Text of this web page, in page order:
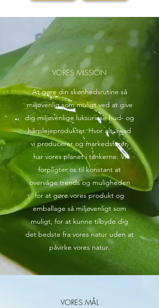
VORES MISSION
At gøre din skønhedsrutine så
miljøvenlig som muligt ved at give
dig miljøvenlige luksuriøse hud- og
hårplejeprodukter. Hvor alt, hvad
vi producerer og markedsfører,
har vores planet i tankerne. Vi
forpligter os til konstant at
overvåge trends og muligheden
for at gøre vores produkt og
emballage så miljøvenligt som
muligt, for at kunne tilbyde dig
det bedste fra vores natur uden at
påvirke vores natur.
VORES MÅL